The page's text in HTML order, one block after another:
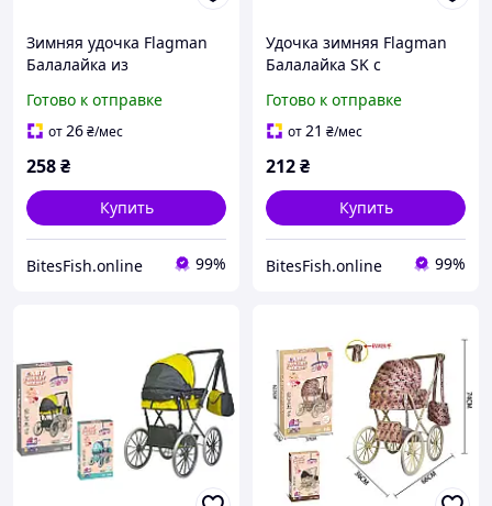
Зимняя удочка Flagman
Балалайка из
желтая
Готово к отправке
от26₴/мес
258₴
Купить
BitesFish.online 99%
Удочка зимняя Flagman
Балалайка SK с
желтый
Готово к отправке
от21 ₴/мес
212₴
Купить
BitesFish.online 99%